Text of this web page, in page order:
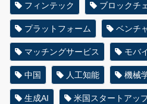
フィンテック ブロックチ
プラットフォーム ベンチ
マッチングサービス モバ
中国 人工知能 機械
生成AI 米国スタートアッ